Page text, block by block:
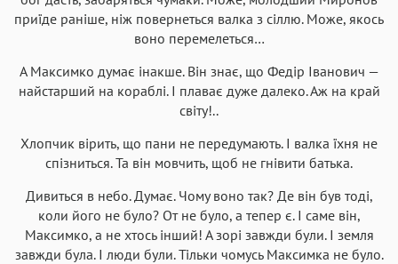
приїде раніше, ніж повернеться валка з сіллю. Може, якось
воно перемелеться…
А Максимко думає інакше. Він знає, що Федір Іванович —
найстарший на кораблі. І плаває дуже далеко. Аж на край
світу!..
Хлопчик вірить, що пани не передумають. І валка їхня не
спізниться. Та він мовчить, щоб не гнівити батька.
Дивиться в небо. Думає. Чому воно так? Де він був тоді,
коли його не було? От не було, а тепер є. І саме він,
Максимко, а не хтось інший! А зорі завжди були. І земля
завжди була. І люди були. Тільки чомусь Максимка не було.